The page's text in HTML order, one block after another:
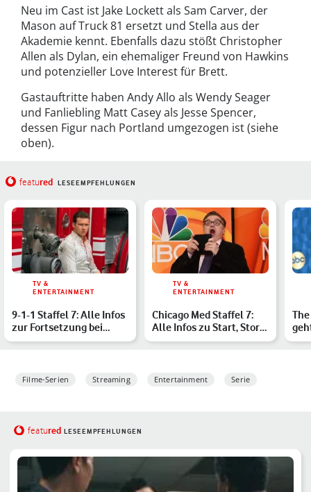
Neu im Cast ist Jake Lockett als Sam Carver, der
Mason auf Truck 81 ersetzt und Stella aus der
Akademie kennt. Ebenfalls dazu stößt Christopher
Allen als Dylan, ein ehemaliger Freund von Hawkins
und potenzieller Love Interest für Brett.
Gastauftritte haben Andy Allo als Wendy Seager
und Fanliebling Matt Casey als Jesse Spencer,
dessen Figur nach Portland umgezogen ist (siehe
oben).
featured LESEEMPFEHLUNGEN
TV &
ENTERTAINMENT
9-1-1 Staffel 7: Alle Infos
zur Fortsetzung bei
Disney+
TV &
ENTERTAINMENT
Chicago Med Staffel 7:
Alle Infos zu Start, Story
und Besetzung
Filme-Serien Streaming Entertainment Serie
featured LESEEMPFEHLUNGEN